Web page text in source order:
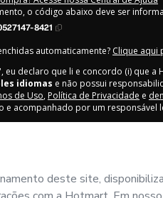
o código abaixo deve ser
8421
automaticamente? Clique aqui
eu declaro que li e concordo (i) que
idiomas e não possui
de Uso, Política de Privacidade e
e acompanhado por um responsável
reservados